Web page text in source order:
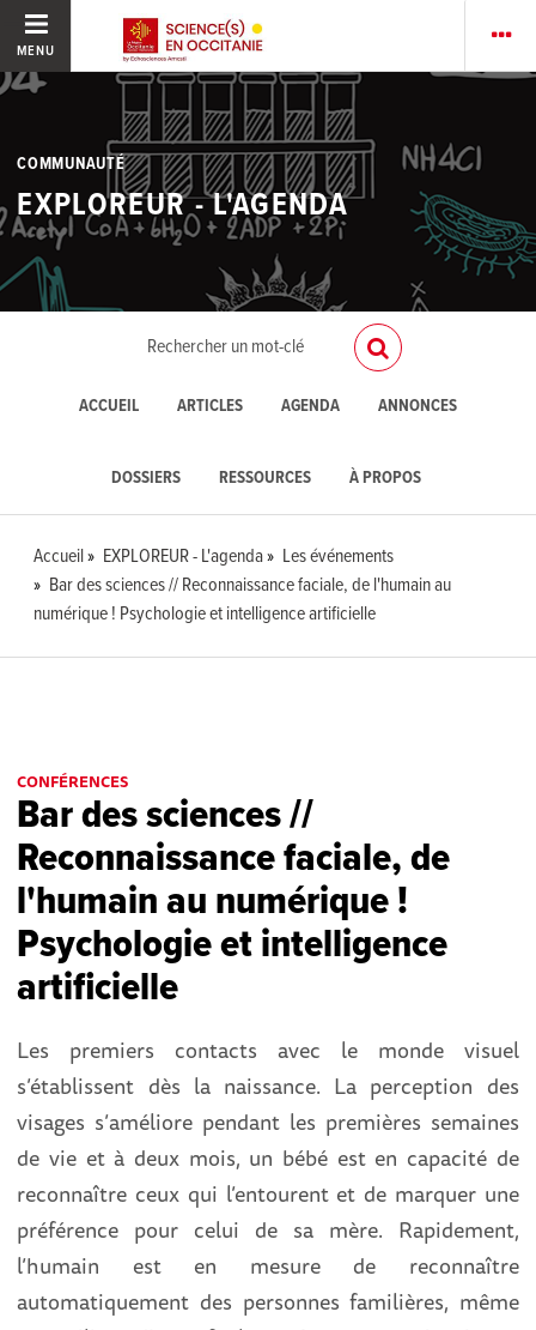
MENU
COMMUNAUTÉ
EXPLOREUR - L'AGENDA
ACCUEIL ARTICLES AGENDA ANNONCES
DOSSIERS RESSOURCES À PROPOS
Accueil EXPLOREUR - L'agenda
Les événements
Bar des sciences // Reconnaissance faciale, de l'humain au
numérique ! Psychologie et intelligence artificielle
CONFÉRENCES
Bar des sciences //
Reconnaissance faciale, de
l'humain au numérique !
Psychologie et intelligence
artificielle
Les premiers contacts avec le monde visuel
s’établissent dès la naissance. La perception des
visages s’améliore pendant les premières semaines
de vie et à deux mois, un bébé est en capacité de
reconnaître ceux qui l’entourent et de marquer une
préférence pour celui de sa mère. Rapidement,
l’humain est en mesure de reconnaître
automatiquement des personnes familières, même